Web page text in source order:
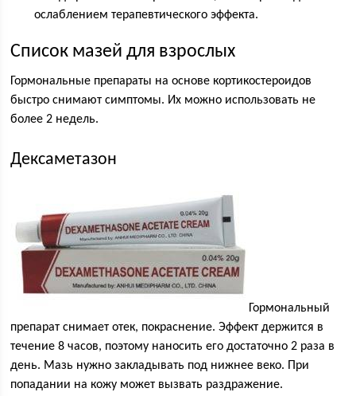
ослаблением терапевтического эффекта.
Список мазей для взрослых
Гормональные препараты на основе кортикостероидов
быстро снимают симптомы. Их можно использовать не
более 2 недель.
Дексаметазон
Гормональный
препарат снимает отек, покраснение. Эффект держится в
течение 8 часов, поэтому наносить его достаточно 2 раза в
день. Мазь нужно закладывать под нижнее веко. При
попадании на кожу может вызвать раздражение.